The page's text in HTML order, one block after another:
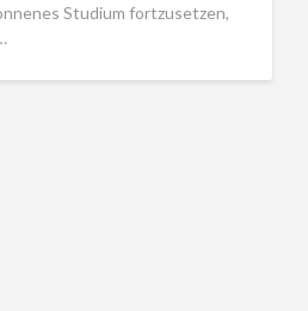
Studium fortzusetzen,